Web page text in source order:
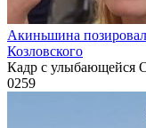
Акиньшина
Козловского
Кадр с улыбающейся
0259